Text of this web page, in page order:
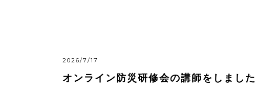
2026/7/17
オンライン防災研修会の講師をしました